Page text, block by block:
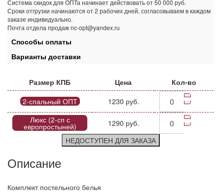
Система скидок для ОПТа начинает действовать от 50 000 руб.
Сроки отгрузки начинаются от 2 рабочих дней, согласовываем в каждом
заказе индивидуально.
Почта отдела продаж nc-opt@yandex.ru
Способы оплаты
Варианты доставки
Размер КПБ Цена
Кол-во
2-спальный ОПТ
1230 руб.
Люкс (2-сп с
европростыней)
1290 руб.
НЕДОСТУПЕН ДЛЯ ЗАКАЗА
Описание
Комплект постельного белья